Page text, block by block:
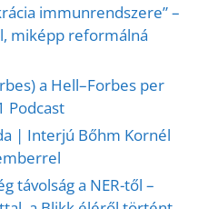
immunrendszere” –
miképp reformálná
a Hell–Forbes per
Podcast
| Interjú Bőhm Kornél
távolság a NER-től –